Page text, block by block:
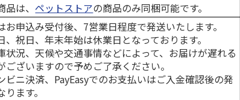
品は、ペットストアの商品のみ同梱可能です。
お申込み受付後、7営業日程度で発送いたします。
祝日、年末年始は休業日となっております。
状況、天候や交通事情などによって、お届けが遅れる
ございますので予めご了承ください。
ニ決済、PayEasyでのお支払いはご入金確認後の発
ります。